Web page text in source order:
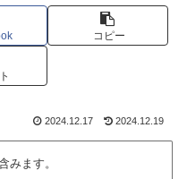
コピー
2024.12.17 2024.12.19
みます。